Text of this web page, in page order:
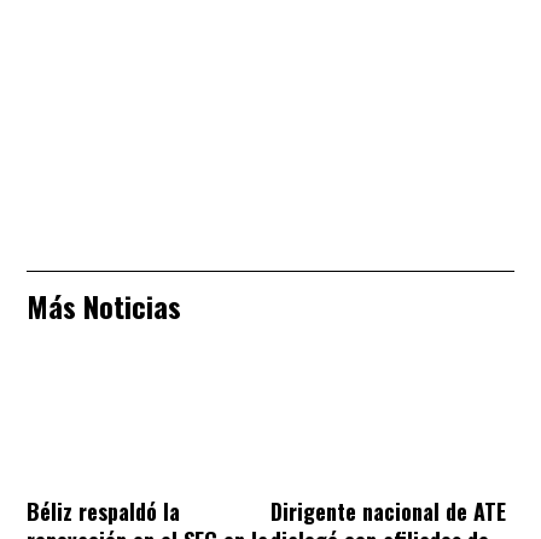
Más Noticias
Béliz respaldó la
Dirigente nacional de ATE